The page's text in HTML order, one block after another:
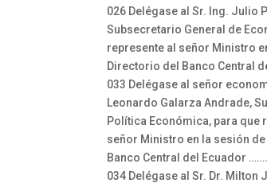
026 Delégase al Sr. Ing. Julio
Subsecretario General de
represente al señor Ministro
Directorio del Banco Central
033 Delégase al señor
Leonardo Galarza Andrade,
Política Económica, para que
señor Ministro en la sesión
Banco Central del Ecuador
034 Delégase al Sr. Dr. Milton